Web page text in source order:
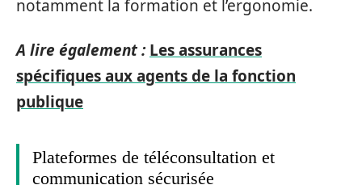
notamment la formation et l’ergonomie.
A lire également : Les assurances
spécifiques aux agents de la fonction
publique
Plateformes de téléconsultation et
communication sécurisée